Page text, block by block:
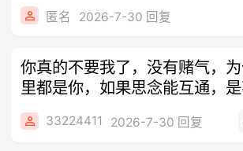
匿名 2026-7-30 回复
你真的不要我了，没有赌气，
里都是你，如果思念能互通，
想我
33224411 2026-7-30 回复